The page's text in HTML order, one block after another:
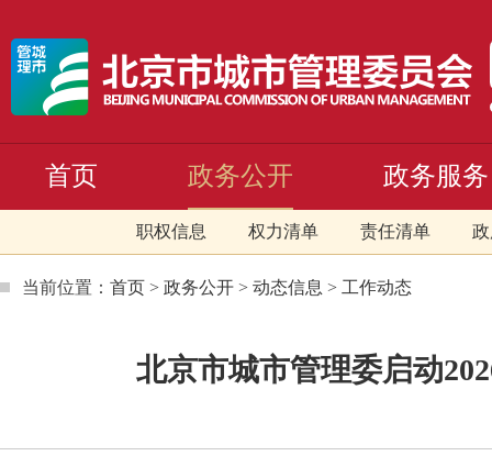
首页 政务公开
职权信息 权力清单 责任清单
政务服务
当前位置： 首页 > 政务公开 > 动态信息 > 工作动态
北京市城市管理委启动